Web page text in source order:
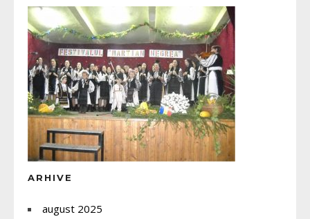
ARHIVE
august 2025